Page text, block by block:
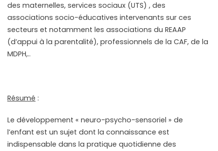
des maternelles, services sociaux (UTS) , des
associations socio-éducatives intervenants sur ces
secteurs et notamment les associations du REAAP
(d’appui à la parentalité), professionnels de la CAF, de la
MDPH,..
Résumé :
Le développement « neuro-psycho-sensoriel » de
l’enfant est un sujet dont la connaissance est
indispensable dans la pratique quotidienne des